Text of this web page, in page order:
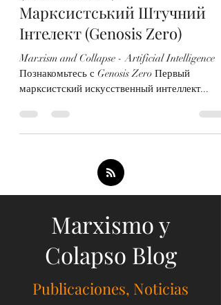
Искусственный Интеллект
(Genosis Zero) /
Марксистський Штучний
Інтелект (Genosis Zero)
Marxism and Collapse - Artificial Intelligence
Познакомьтесь с Genosis Zero Первый
Marxismo y
Colapso Blog